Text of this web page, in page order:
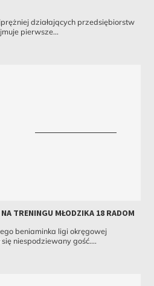
działających przedsiębiorstw
pierwsze...
TRENINGU MŁODZIKA 18 RADOM
beniaminka ligi okręgowej
niespodziewany gość....